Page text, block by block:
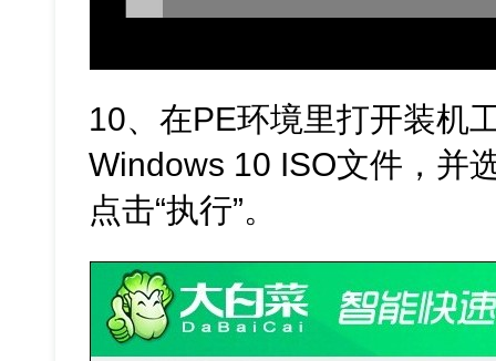
10、在PE环境里打开装机
Windows 10 ISO文件，并
点击“执行”。